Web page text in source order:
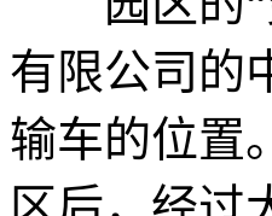
有限公司的
输车的位置